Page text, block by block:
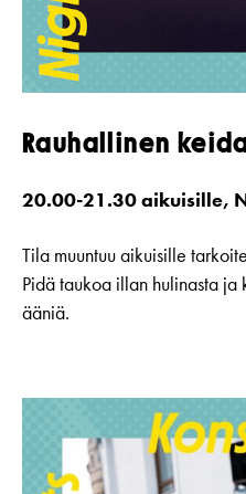
Rauhallinen
20.00-21.30 aikuisille,
Tila muuntuu aikuisille
Pidä taukoa illan hulinasta ja
ääniä.